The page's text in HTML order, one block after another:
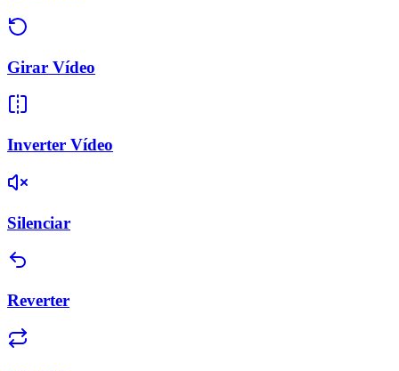
Girar Vídeo
Inverter Vídeo
Silenciar
Reverter